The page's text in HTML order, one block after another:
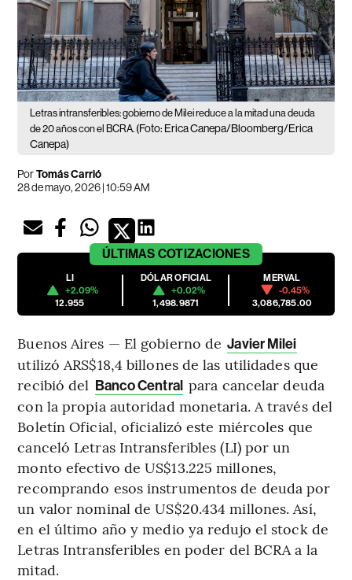
Letras intransferibles: gobierno de Milei reduce a la mitad una deuda
de 20 años con el BCRA. (Foto: Erica Canepa/Bloomberg/Erica
Canepa)
PorTomás Carrió
28 de mayo, 2026 | 10:59 AM
ÚLTIMAS COTIZACIONES
LI
+2.09%
12.955
DÓLAR OFICIAL
+0.02%
1,498.9871
MERVAL
-0.45%
3,086,785.00
Buenos Aires — El gobierno de Javier Milei
utilizó ARS$18,4 billones de las utilidades que
recibió del Banco Central para cancelar deuda
con la propia autoridad monetaria. A través del
Boletín Oficial, oficializó este miércoles que
canceló Letras Intransferibles (LI) por un
monto efectivo de US$13.225 millones,
recomprando esos instrumentos de deuda por
un valor nominal de US$20.434 millones. Así,
en el último año y medio ya redujo el stock de
Letras Intransferibles en poder del BCRA a la
mitad.